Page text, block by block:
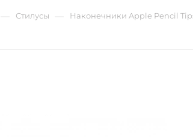
Стилусы Наконечники Apple Pencil